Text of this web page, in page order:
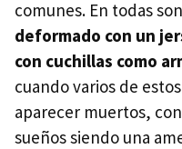
comunes. En todas
deformado con un
con cuchillas como
cuando varios de
aparecer muertos,
sueños siendo una